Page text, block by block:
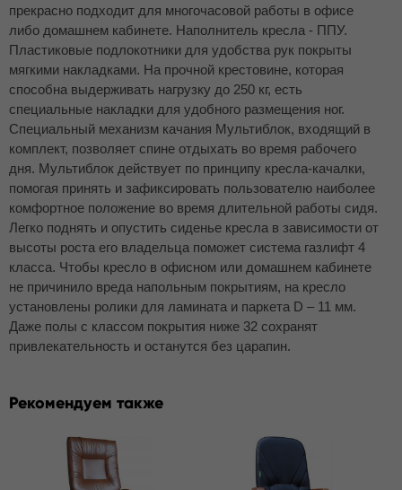
прекрасно подходит для многочасовой работы в офисе
либо домашнем кабинете. Наполнитель кресла - ППУ.
Пластиковые подлокотники для удобства рук покрыты
мягкими накладками. На прочной крестовине, которая
способна выдерживать нагрузку до 250 кг, есть
специальные накладки для удобного размещения ног.
Специальный механизм качания Мультиблок, входящий в
комплект, позволяет спине отдыхать во время рабочего
дня. Мультиблок действует по принципу кресла-качалки,
помогая принять и зафиксировать пользователю наиболее
комфортное положение во время длительной работы сидя.
Легко поднять и опустить сиденье кресла в зависимости от
высоты роста его владельца поможет система газлифт 4
класса. Чтобы кресло в офисном или домашнем кабинете
не причинило вреда напольным покрытиям, на кресло
установлены ролики для ламината и паркета D – 11 мм.
Даже полы с классом покрытия ниже 32 сохранят
привлекательность и останутся без царапин.
Рекомендуем также